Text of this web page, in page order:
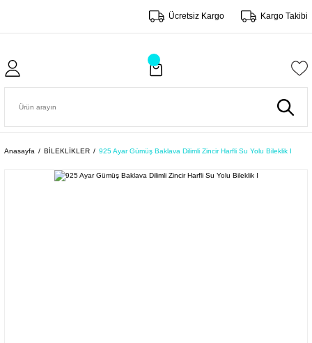
Ücretsiz Kargo Kargo Takibi
Anasayfa BİLEKLİKLER 925 Ayar Gümüş Baklava Dilimli Zincir Harfli Su Yolu Bileklik I